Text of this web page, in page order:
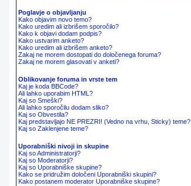
Poglavje o objavljanju
Kako objavim novo temo?
Kako uredim ali izbrišem sporočilo?
Kako k objavi dodam podpis?
Kako ustvarim anketo?
Kako uredim ali izbrišem anketo?
Zakaj ne morem dostopati do določenega foruma?
Zakaj ne morem glasovati v anketi?
Oblikovanje foruma in vrste tem
Kaj je koda BBCode?
Ali lahko uporabim HTML?
Kaj so Smeški?
Ali lahko sporočilu dodam sliko?
Kaj so Obvestila?
Kaj predstavljajo NE PREZRI! (Vedno na vrhu, Sticky) teme?
Kaj so Zaklenjene teme?
Uporabniški nivoji in skupine
Kaj so Administratorji?
Kaj so Moderatorji?
Kaj so Uporabniške skupine?
Kako se pridružim določeni Uporabniški skupini?
Kako postanem moderator Uporabniške skupine?